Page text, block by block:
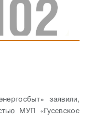
заявили,
МУП «Гусевское